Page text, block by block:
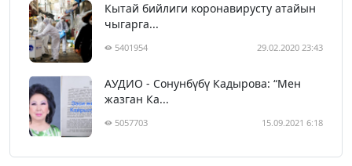
Кытай бийлиги коронавирусту атайын
чыгарга...
5401954 29.02.2020 23:43
АУДИО - Сонунбүбү Кадырова: “Мен
жазган Ка...
5057703 15.09.2021 6:18